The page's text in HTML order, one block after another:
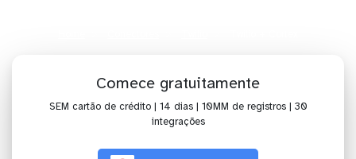
Comece gratuitamente
SEM cartão de crédito | 14 dias | 10MM de registros | 30
integrações